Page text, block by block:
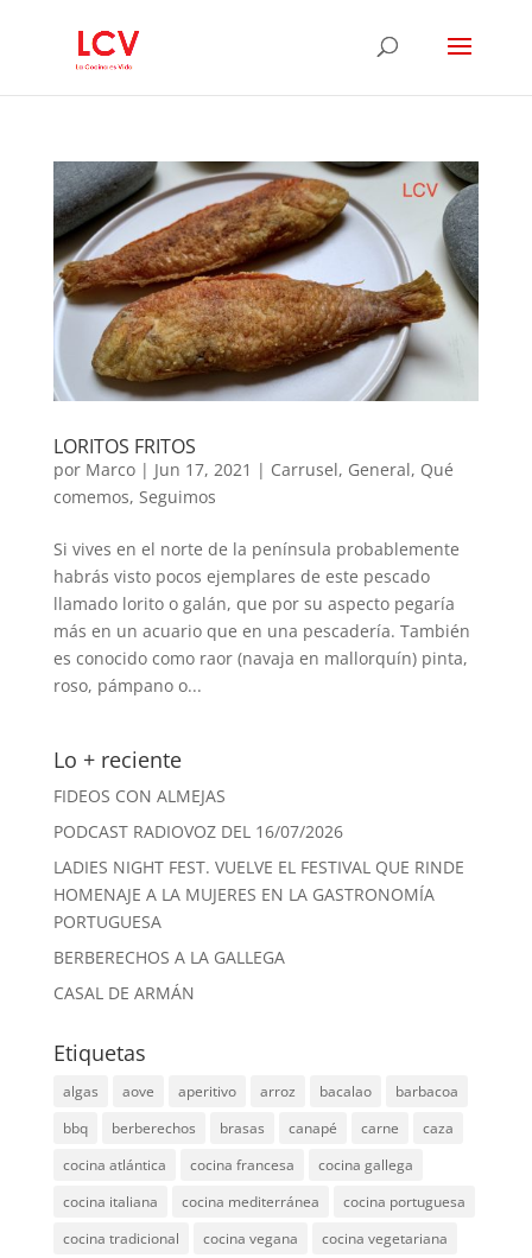
LORITOS FRITOS
por Marco| Jun 17, 2021 | Carrusel, General, Qué
comemos, Seguimos
Si vives en el norte de la península probablemente
habrás visto pocos ejemplares de este pescado
llamado lorito o galán, que por su aspecto pegaría
más en un acuario que en una pescadería. También
es conocido como raor (navaja en mallorquín) pinta,
roso, pámpano o...
Lo + reciente
FIDEOS CON ALMEJAS
PODCAST RADIOVOZ DEL 16/07/2026
LADIES NIGHT FEST. VUELVE EL FESTIVAL QUE RINDE
HOMENAJE A LA MUJERES EN LA GASTRONOMÍA
PORTUGUESA
BERBERECHOS A LA GALLEGA
CASAL DE ARMÁN
Etiquetas
algas aove aperitivo arroz bacalao
barbacoa
bbq
berberechos brasas canapé carne
caza
cocina atlántica
cocina francesa
cocina gallega
cocina italiana
cocina mediterránea
cocina portuguesa
cocina tradicional
cocina vegana
cocina vegetariana